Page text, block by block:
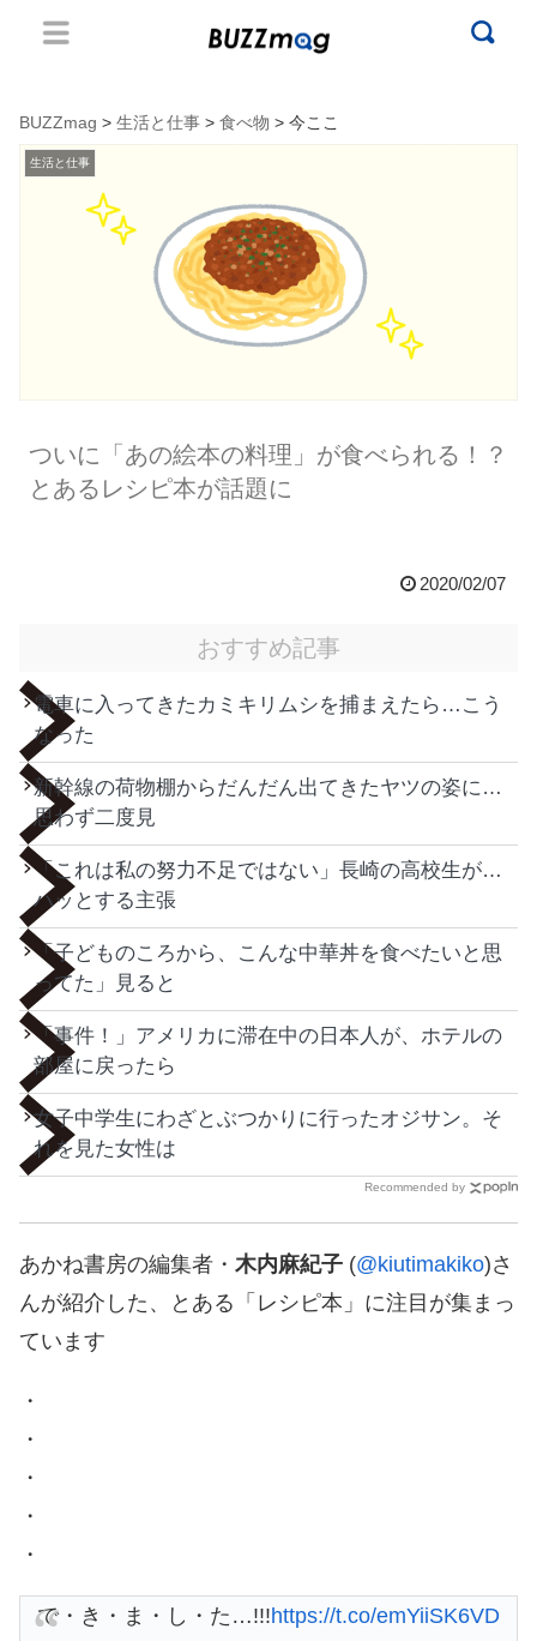
BUZZmag > 生活と仕事 > 食べ物 > 今ここ
生活と仕事
ついに「あの絵本の料理」が食べられる！？
とあるレシピ本が話題に
2020/02/07
おすすめ記事
電車に入ってきたカミキリムシを捕まえたら…こう
なった
新幹線の荷物棚からだんだん出てきたヤツの姿に…
思わず二度見
「これは私の努力不足ではない」長崎の高校生が…
ハッとする主張
「子どものころから、こんな中華丼を食べたいと思
ってた」見ると
「事件！」アメリカに滞在中の日本人が、ホテルの
部屋に戻ったら
女子中学生にわざとぶつかりに行ったオジサン。そ
れを見た女性は
Recommended by
あかね書房の編集者・ 木内麻紀子 (@kiutimakiko)さ
んが紹介した、とある「レシピ本」に注目が集まっ
ています
・
・
・
・
・
で・き・ま・し・た…!!!https://t.co/emYiiSK6VD